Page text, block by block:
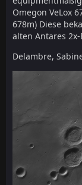
Omegon VeLox
678m) Diese
alten Antares
Delambre,